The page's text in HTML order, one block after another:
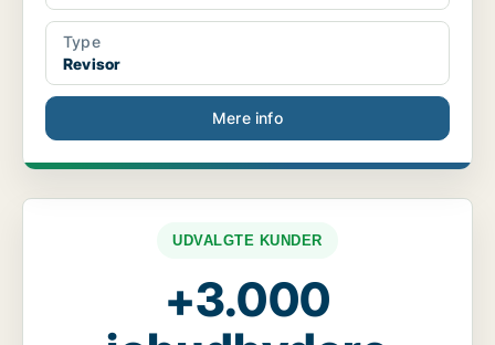
Type
Revisor
Mere info
UDVALGTE KUNDER
+3.000